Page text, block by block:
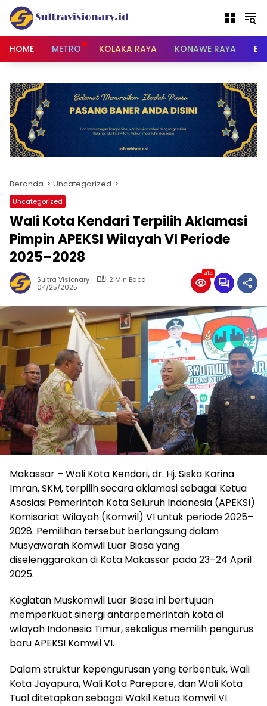
Langsung
konten
HOME
METRO KOLAKA RAYA KONAWE RAYA
Beranda Uncategorized
Uncategorized
Wali Kota Kendari Terpilih Aklamasi
Pimpin APEKSI Wilayah VI Periode
2025–2028
Sultra Visionary
2 Min Baca
04/25/2025
414
Makassar – Wali Kota Kendari, dr. Hj. Siska Karina
Imran, SKM, terpilih secara aklamasi sebagai Ketua
Asosiasi Pemerintah Kota Seluruh Indonesia (APEKSI)
Komisariat Wilayah (Komwil) VI untuk periode 2025–
2028. Pemilihan tersebut berlangsung dalam
Musyawarah Komwil Luar Biasa yang
diselenggarakan di Kota Makassar pada 23–24 April
2025.
Kegiatan Muskomwil Luar Biasa ini bertujuan
memperkuat sinergi antarpemerintah kota di
wilayah Indonesia Timur, sekaligus memilih pengurus
baru APEKSI Komwil VI.
Dalam struktur kepengurusan yang terbentuk, Wali
Kota Jayapura, Wali Kota Parepare, dan Wali Kota
Tual ditetapkan sebagai Wakil Ketua Komwil VI.